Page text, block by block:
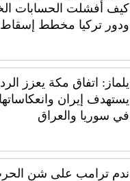
كيف أفشلت الحسابات
ودور تركيا مخطط إسقاط
يلماز: اتفاق مكة يعزز
يستهدف إيران
في سوريا والعراق
ندم ترامب على شن